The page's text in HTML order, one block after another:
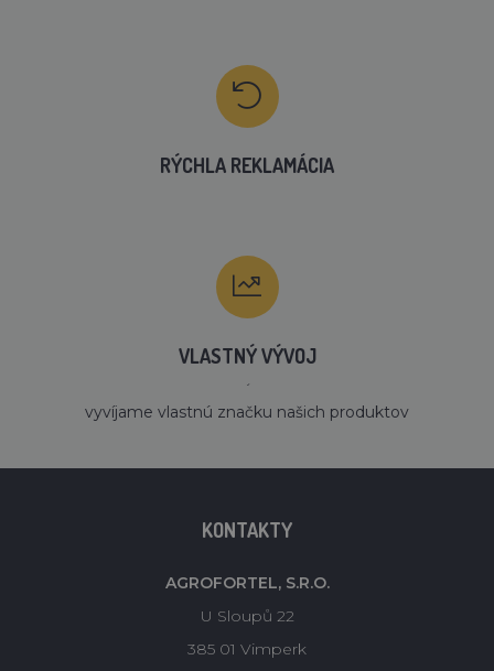
RÝCHLA REKLAMÁCIA
VLASTNÝ VÝVOJ
´
vyvíjame vlastnú značku našich produktov
KONTAKTY
AGROFORTEL, S.R.O.
U Sloupů 22
385 01 Vimperk